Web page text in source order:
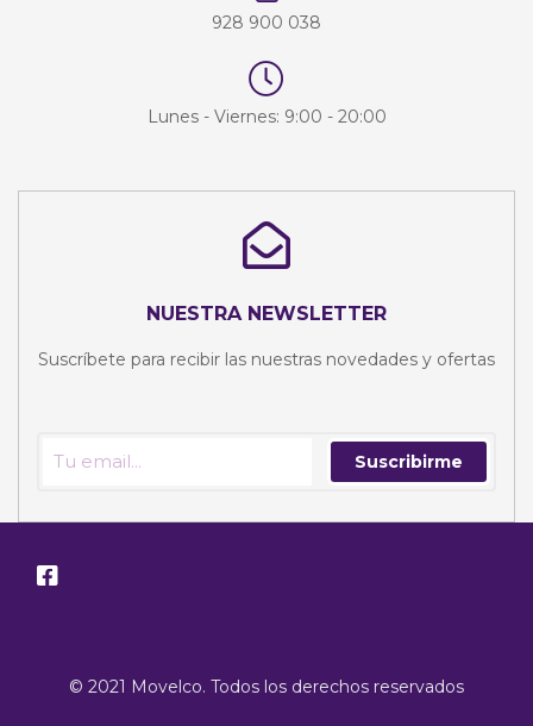
928 900 038
Lunes - Viernes: 9:00 - 20:00
NUESTRA NEWSLETTER
Suscríbete para recibir las nuestras novedades y ofertas
Suscribirme
© 2021 Movelco. Todos los derechos reservados